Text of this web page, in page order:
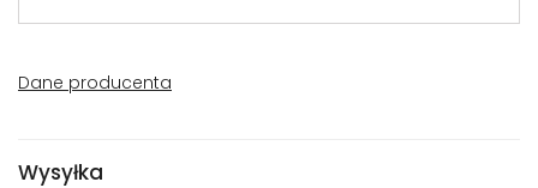
Dane producenta
Wysyłka